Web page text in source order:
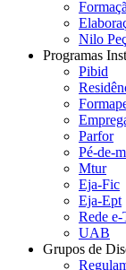
Nilo
Programas
Pibid
Parfor
Pé-de-
Mtur
Eja-Fic
Eja-Ept
Rede
UAB
Grupos de